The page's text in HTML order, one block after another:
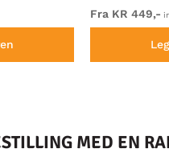
Fra KR 449,-
MED EN